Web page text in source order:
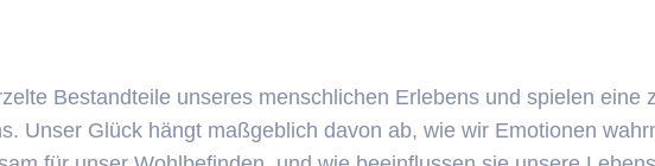
Bestandteile unseres menschlichen Erlebens und spielen eine
Unser Glück hängt maßgeblich davon ab, wie wir Emotionen